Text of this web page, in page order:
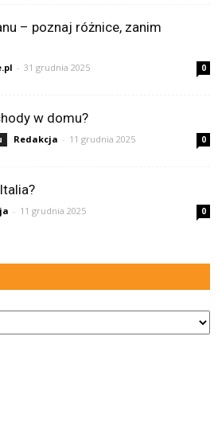
– poznaj różnice, zanim
- 31 grudnia 2025 0
w domu?
Redakcja - 11 grudnia 2025 0
- 11 grudnia 2025 0